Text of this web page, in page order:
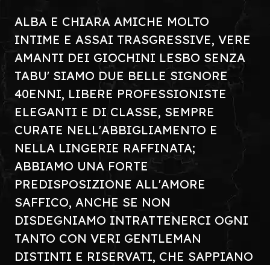
ALBA E CHIARA AMICHE MOLTO
INTIME E ASSAI TRASGRESSIVE, VERE
AMANTI DEI GIOCHINI LESBO SENZA
TABU' SIAMO DUE BELLE SIGNORE
40ENNI, LIBERE PROFESSIONISTE
ELEGANTI E DI CLASSE, SEMPRE
CURATE NELL'ABBIGLIAMENTO E
NELLA LINGERIE RAFFINATA;
ABBIAMO UNA FORTE
PREDISPOSIZIONE ALL'AMORE
SAFFICO, ANCHE SE NON
DISDEGNIAMO INTRATTENERCI OGNI
TANTO CON VERI GENTLEMAN
DISTINTI E RISERVATI, CHE SAPPIANO